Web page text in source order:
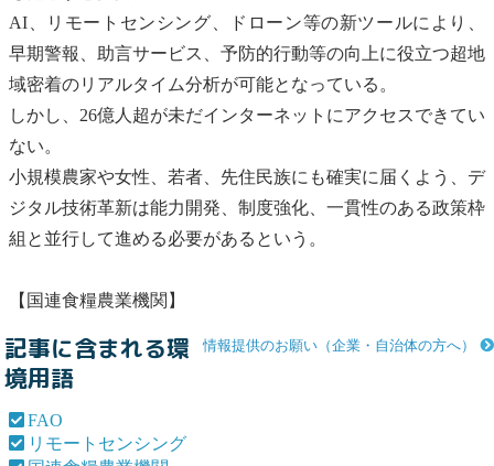
AI、
リモートセンシング 、ドローン等の新ツールにより、
早期警報、助言サービス、予防的行動等の向上に役立つ超地
域密着のリアルタイム分析が可能となっている。
しかし、26億人超が未だインターネットにアクセスできてい
ない。
小規模農家や女性、若者、先住民族にも確実に届くよう、デ
ジタル技術革新は能力開発、制度強化、一貫性のある政策枠
組と並行して進める必要があるという。
【 国連食糧農業機関 】
情報提供のお願い（企業・自治体の方へ）
記事に含まれる環
境用語
FAO
リモートセンシング